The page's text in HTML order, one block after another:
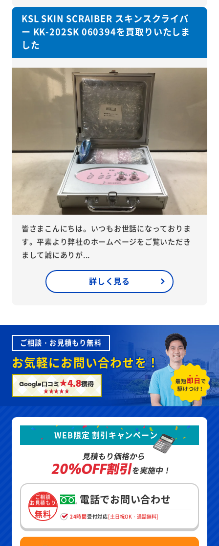
KSL SKIN SCRAIBER スキンスクライバ
ー KK-202SK 060394を買取りいたしま
した
皆さまこんにちは。いつもお世話になっておりま
す。平素より弊社のホームページをご覧いただき
まして誠にありが...
詳しく見る
ご相談・お見積もり無料
お気軽にお問い合わせを！
Google口コミ★4.8獲得
WEB限定 割引キャンペーン
見積もり価格から
20%OFF割引を実施中！
ご相談
お見積もり
無料
電話でお問い合わせ
24時間受付対応[土日祝OK・通話無料]